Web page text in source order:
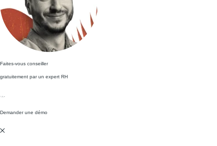
Faites-vous conseiller
gratuitement par un expert RH
Demander une démo